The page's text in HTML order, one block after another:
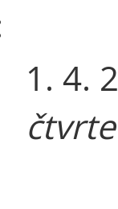
1. 4.